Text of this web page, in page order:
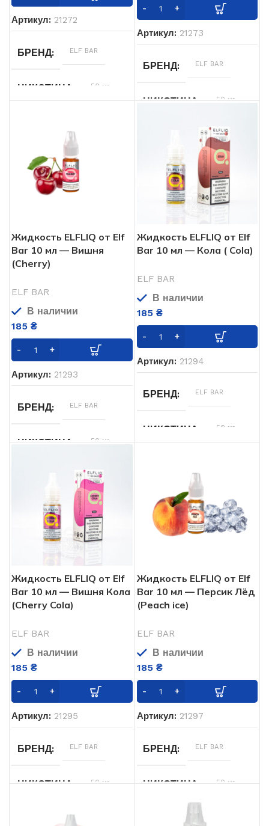
Артикул: 21272
БРЕНД ELF BAR
НИКОТИНА 50 мг
Артикул: 21273
БРЕНД ELF BAR
НИКОТИНА 50 мг
Жидкость ELFLIQ от Elf
Bar 10 мл — Вишня
(Cherry)
ELF BAR
В наличии
185 ₴
Артикул: 21293
БРЕНД ELF BAR
НИКОТИНА 50 мг
Жидкость ELFLIQ от Elf
Bar 10 мл — Кола ( Cola)
ELF BAR
В наличии
185 ₴
Артикул: 21294
БРЕНД ELF BAR
НИКОТИНА 50 мг
Жидкость ELFLIQ от Elf
Bar 10 мл — Вишня Кола
(Cherry Cola)
ELF BAR
В наличии
185 ₴
Артикул: 21295
БРЕНД ELF BAR
НИКОТИНА 50 мг
Жидкость ELFLIQ от Elf
Bar 10 мл — Персик Лёд
(Peach ice)
ELF BAR
В наличии
185 ₴
Артикул: 21297
БРЕНД ELF BAR
НИКОТИНА 50 мг